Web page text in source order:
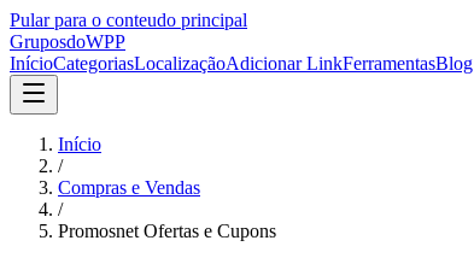
Pular para o conteudo principal
GruposdoWPP
InícioCategoriasLocalizaçãoAdicionar LinkFerramentasBlog
Início
/
Compras e Vendas
/
Promosnet Ofertas e Cupons